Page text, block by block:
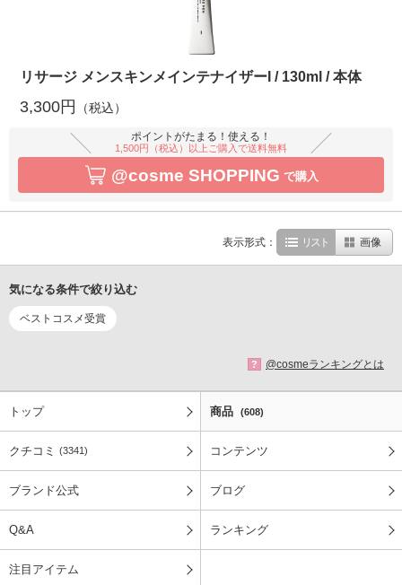
リサージ メンスキンメインテナイザーI / 130ml / 本体
3,300円 （税込）
ポイントがたまる！使える！
1,500円（税込）以上ご購入で送料無料
@cosme SHOPPING で購入
表示形式： リスト 画像
気になる条件で絞り込む
ベストコスメ受賞
? @cosmeランキングとは
トップ 商品 (608)
クチコミ (3341) コンテンツ
ブランド公式 ブログ
Q&A ランキング
注目アイテム